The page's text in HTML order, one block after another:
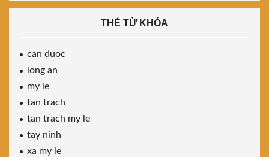
THẺ TỪ KHÓA
can duoc
long an
my le
tan trach
tan trach my le
tay ninh
xa my le